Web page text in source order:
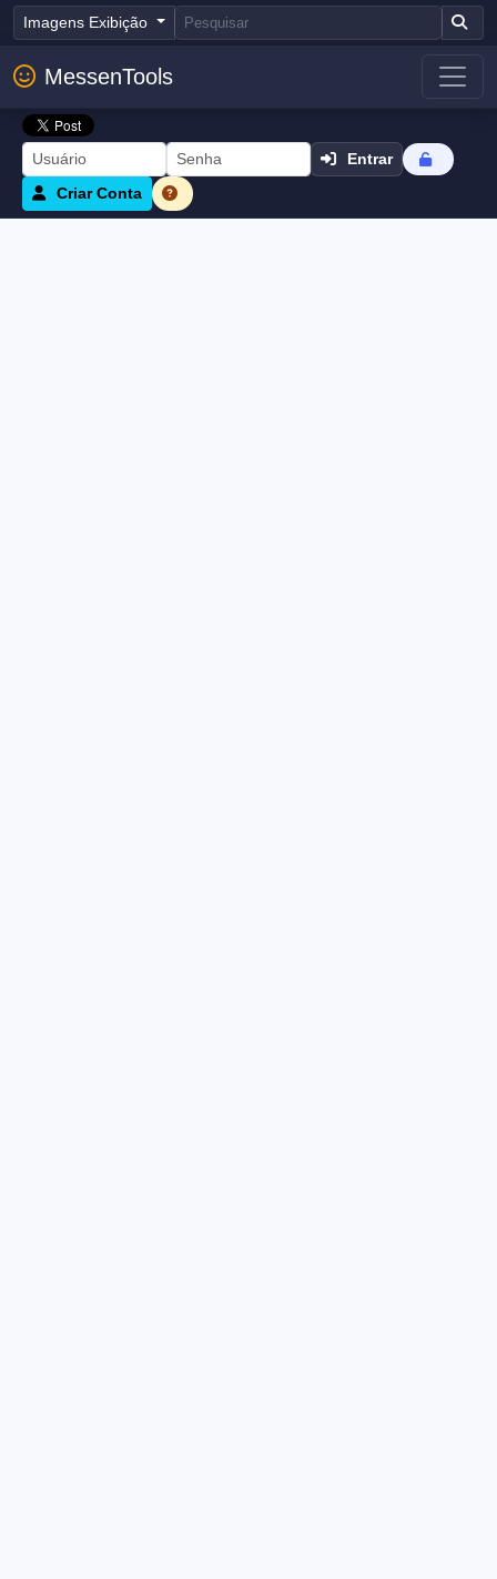
Imagens Exibição
MessenTools
Entrar
Criar Conta